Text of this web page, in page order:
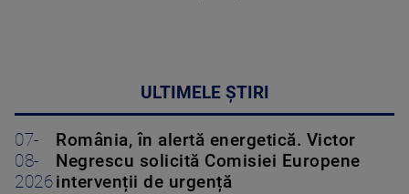
ULTIMELE ȘTIRI
07-
08-
2026
România, în alertă energetică. Victor
Negrescu solicită Comisiei Europene
intervenții de urgență